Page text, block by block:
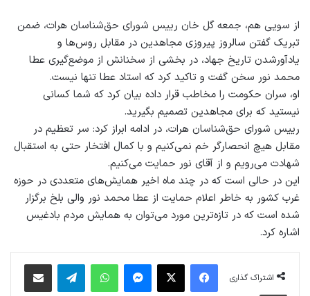
از سویی هم، جمعه گل خان رییس شورای حق‌شناسان هرات، ضمن
تبریک گفتن سالروز پیروزی مجاهدین در مقابل روس‌ها و
یادآورشدن تاریخ جهاد، در بخشی از سخنانش از موضع‌گیری عطا
محمد نور سخن گفت و تاکید کرد که استاد عطا تنها نیست.
او، سران حکومت را مخاطب قرار داده بیان کرد که شما کسانی
نیستید که برای مجاهدین تصمیم بگیرید.
رییس شورای حق‌شناسان هرات، در ادامه ابراز کرد: سر تعظیم در
مقابل هیچ انحصارگر خم نمی‌کنیم و با کمال افتخار حتی به استقبال
شهادت می‌رویم و از آقای نور حمایت می‌کنیم.
این در حالی است که در چند ماه اخیر همایش‌های متعددی در حوزه
غرب کشور به خاطر اعلام حمایت از عطا محمد نور والی بلخ برگزار
شده است که در تازه‌ترین مورد می‌توان به همایش مردم بادغیس
اشاره کرد.
اشتراک گذاری
فیس بوک پیام رسان واتس آپ